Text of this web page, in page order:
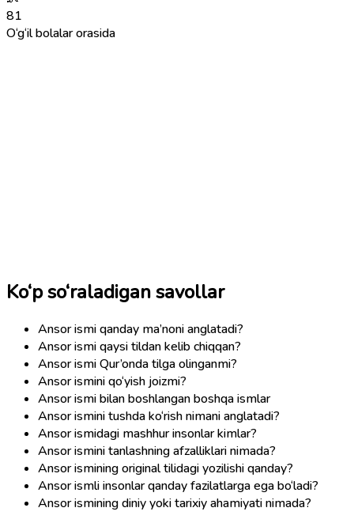
81
O‘g‘il bolalar orasida
Ko‘p so‘raladigan savollar
Ansor ismi qanday ma’noni anglatadi?
Ansor ismi qaysi tildan kelib chiqqan?
Ansor ismi Qur’onda tilga olinganmi?
Ansor ismini qo‘yish joizmi?
Ansor ismi bilan boshlangan boshqa ismlar
Ansor ismini tushda ko‘rish nimani anglatadi?
Ansor ismidagi mashhur insonlar kimlar?
Ansor ismini tanlashning afzalliklari nimada?
Ansor ismining original tilidagi yozilishi qanday?
Ansor ismli insonlar qanday fazilatlarga ega bo‘ladi?
Ansor ismining diniy yoki tarixiy ahamiyati nimada?